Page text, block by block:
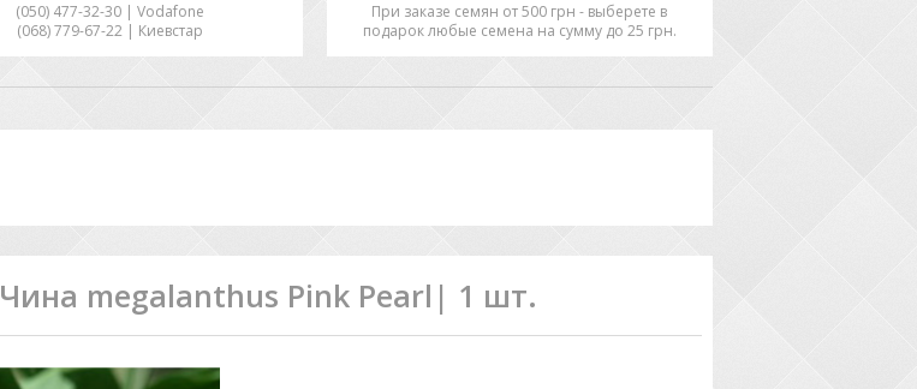
(050) 477-32-30 | Vodafone
(068) 779-67-22 | Киевстар
При заказе семян от 500 грн - выберете в
подарок любые семена на сумму до 25 грн.
Чина megalanthus Pink Pearl| 1 шт.